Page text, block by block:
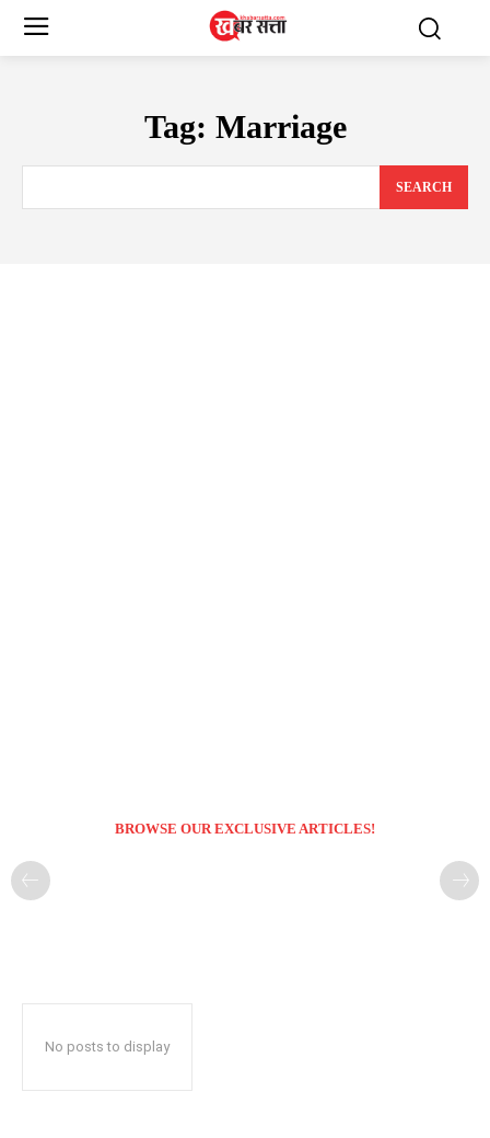
Tag: Marriage
SEARCH
BROWSE OUR EXCLUSIVE ARTICLES!
No posts to display